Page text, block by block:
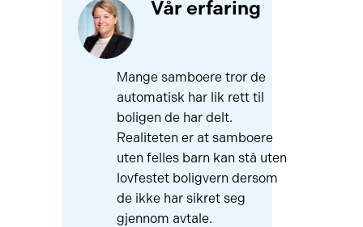
Vår erfaring
Mange samboere tror de
automatisk har lik rett til
boligen de har delt.
Realiteten er at samboere
uten felles barn kan stå uten
lovfestet boligvern dersom
de ikke har sikret seg
gjennom avtale.